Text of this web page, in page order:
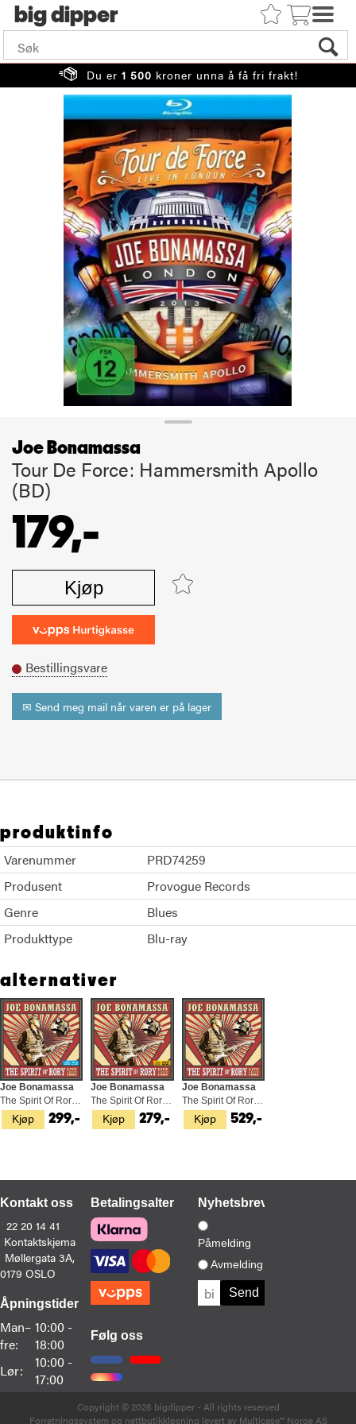
big
Du er 1 500 kroner unna å få fri frakt!
Joe Bonamassa
Tour De Force: Hammersmith Apollo
(BD)
179,-
Kjøp
Bestillingsvare
✉ Send meg mail når varen er på lager
produktinfo
Varenummer
PRD74259
Produsent
Provogue Records
Genre
Blues
Produkttype
Blu-ray
alternativer
Kjøp
Joe Bonamassa
The Spirit Of Rory (CD+BD)
299,- Kjøp
Joe Bonamassa
The Spirit Of Rory (CD+DVD)
279,- Kjøp
Joe Bonamassa
The Spirit Of Rory (2LP)
529,-
Kontakt oss
22 20 14 41
Kontaktskjema
Møllergata 3A,
0179 OSLO
Åpningstider
Man–
fre:
10:00 -
18:00
Lør:
10:00 -
17:00
Betalingsalternativer
Følg oss
Nyhetsbrev
Påmelding
Avmelding
Copyright © 2026 bigdipper - All rights reserved
Forretningssystem og nettbutikkløsning levert av Multicase™ Norge AS